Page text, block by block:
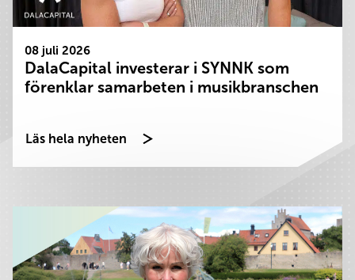
08 juli 2026
DalaCapital investerar i SYNNK som
förenklar samarbeten i musikbranschen
Läs hela nyheten